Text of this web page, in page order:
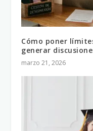
Cómo poner
generar
marzo 21, 2026